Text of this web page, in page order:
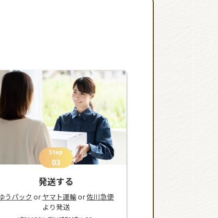
Step
03
発送する
うパック or ヤマト運輸or佐川急便
より発送